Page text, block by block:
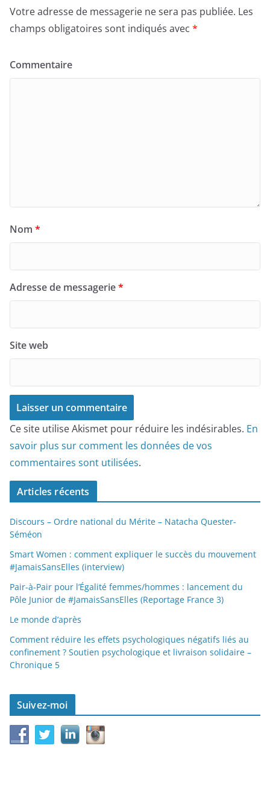
Votre adresse de messagerie ne sera pas publiée. Les
champs obligatoires sont indiqués avec *
Commentaire
Nom *
Adresse de messagerie*
Site web
Ce site utilise Akismet pour réduire les indésirables. En
savoir plus sur comment les données de vos
commentaires sont utilisées.
Articles récents
Discours – Ordre national du Mérite – Natacha Quester-
Séméon
Smart Women : comment expliquer le succès du mouvement
#JamaisSansElles (interview)
Pair-à-Pair pour l’Égalité femmes/hommes : lancement du
Pôle Junior de #JamaisSansElles (Reportage France 3)
Le monde d’après
Comment réduire les effets psychologiques négatifs liés au
confinement ? Soutien psychologique et livraison solidaire –
Chronique 5
Suivez-moi